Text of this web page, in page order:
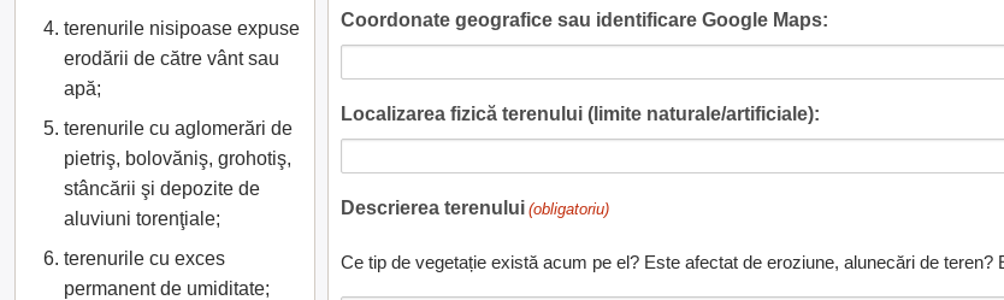
Coordonate geografice sau identificare Google Maps:
Localizarea fizică terenului (limite naturale/artificiale):
Descrierea terenului (obligatoriu)
Ce tip de vegetație există acum pe el? Este afectat de eroziune, alunecări de
terenurile nisipoase expuse
erodării de către vânt sau
apă;
terenurile cu aglomerări de
pietriş, bolovăniş, grohotiş,
stâncării şi depozite de
aluviuni torenţiale;
terenurile cu exces
permanent de umiditate;